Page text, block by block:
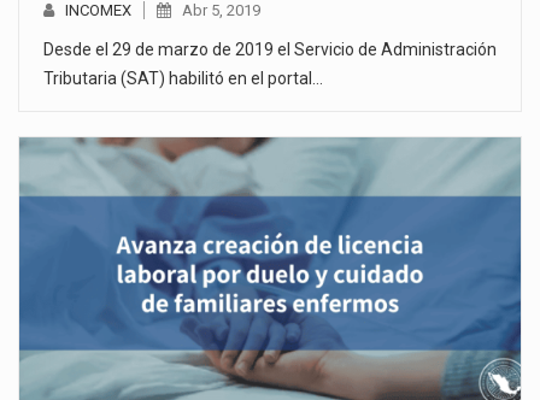
INCOMEX Abr 5, 2019
Desde el 29 de marzo de 2019 el Servicio de Administración
Tributaria (SAT) habilitó en el portal…